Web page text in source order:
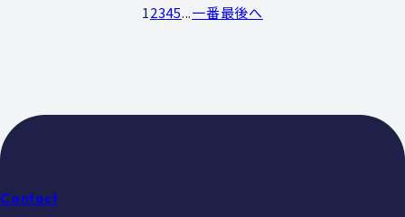
12345...一番最後へ
Contact